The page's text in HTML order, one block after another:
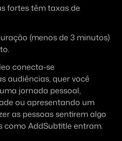
fortes têm taxas de
(menos de 3 minutos)
conecta-se
audiências, quer você
jornada pessoal,
ou apresentando um
as pessoas sentirem algo
como AddSubtitle entram.